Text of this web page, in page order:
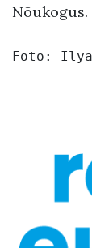
Nõukogus.
Foto: Ilya